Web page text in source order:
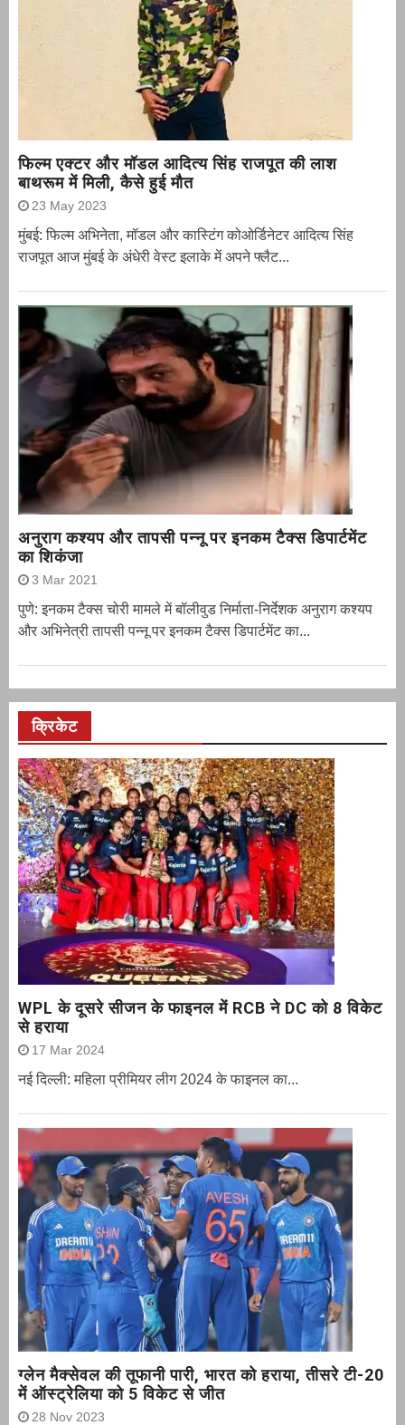
फिल्म एक्टर और मॉडल आदित्य सिंह राजपूत की लाश
बाथरूम में मिली, कैसे हुई मौत
23 May 2023
मुंबई: फिल्म अभिनेता, मॉडल और कास्टिंग कोओर्डिनेटर आदित्य सिंह
राजपूत आज मुंबई के अंधेरी वेस्ट इलाके में अपने फ्लैट...
अनुराग कश्यप और तापसी पन्नू पर इनकम टैक्स डिपार्टमेंट
का शिकंजा
3 Mar 2021
पुणे: इनकम टैक्स चोरी मामले में बॉलीवुड निर्माता-निर्देशक अनुराग कश्यप
और अभिनेत्री तापसी पन्नू पर इनकम टैक्स डिपार्टमेंट का...
क्रिकेट
WPL के दूसरे सीजन के फाइनल में RCB ने DC को 8 विकेट
से हराया
17 Mar 2024
नई दिल्ली: महिला प्रीमियर लीग 2024 के फाइनल का...
ग्‍लेन मैक्‍सेवल की तूफानी पारी, भारत को हराया, तीसरे टी-20
में ऑस्ट्रेलिया को 5 विकेट से जीत
28 Nov 2023